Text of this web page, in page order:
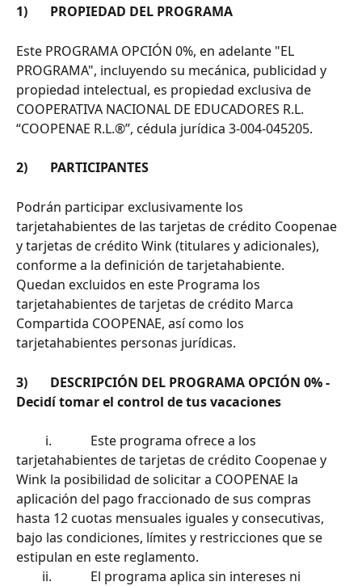
1)       PROPIEDAD DEL PROGRAMA
Este PROGRAMA OPCIÓN 0%, en adelante "EL
PROGRAMA", incluyendo su mecánica, publicidad y
propiedad intelectual, es propiedad exclusiva de
COOPERATIVA NACIONAL DE EDUCADORES R.L.
“COOPENAE R.L.®”, cédula jurídica 3-004-045205.
2)       PARTICIPANTES
Podrán participar exclusivamente los
tarjetahabientes de las tarjetas de crédito Coopenae
y tarjetas de crédito Wink (titulares y adicionales),
conforme a la definición de tarjetahabiente.
Quedan excluidos en este Programa los
tarjetahabientes de tarjetas de crédito Marca
Compartida COOPENAE, así como los
tarjetahabientes personas jurídicas.
3)       DESCRIPCIÓN DEL PROGRAMA OPCIÓN 0% -
Decidí tomar el control de tus vacaciones
tarjetahabientes de tarjetas de crédito Coopenae y
Wink la posibilidad de solicitar a COOPENAE la
aplicación del pago fraccionado de sus compras
hasta 12 cuotas mensuales iguales y consecutivas,
bajo las condiciones, límites y restricciones que se
estipulan en este reglamento.